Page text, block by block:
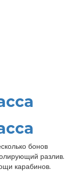
бонов
разлив.
карабинов.